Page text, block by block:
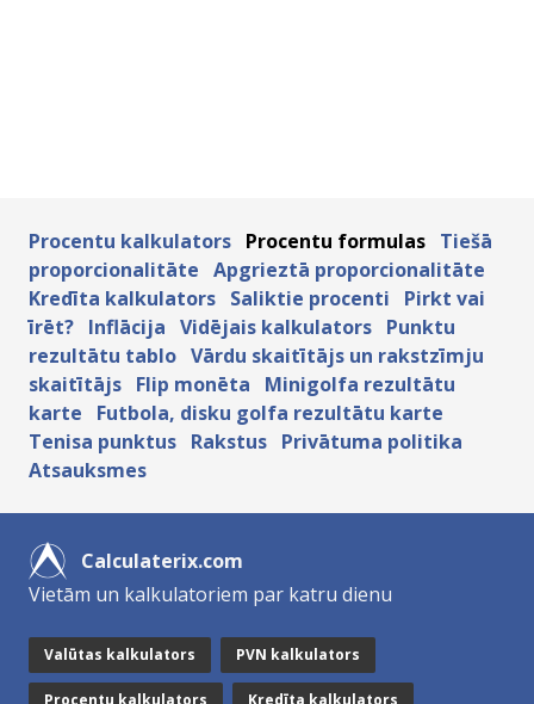
Procentu kalkulators Procentu formulas Tiešā
proporcionalitāte Apgrieztā proporcionalitāte
Kredīta kalkulators Saliktie procenti
Pirkt vai
īrēt? Inflācija Vidējais kalkulators Punktu
rezultātu tablo Vārdu skaitītājs un rakstzīmju
skaitītājs Flip monēta
Minigolfa rezultātu
karte
Futbola, disku golfa rezultātu karte
Tenisa punktus Rakstus Privātuma politika
Atsauksmes
Calculaterix.com
Vietām un kalkulatoriem par katru dienu
Valūtas kalkulators PVN kalkulators
Procentu kalkulators Kredīta kalkulators